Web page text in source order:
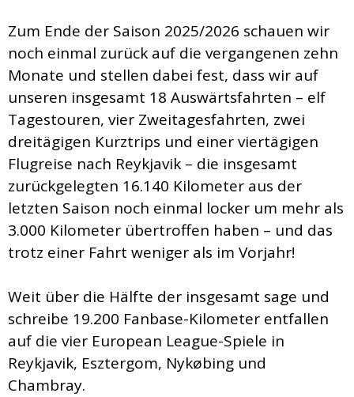
Zum Ende der Saison 2025/2026 schauen wir
noch einmal zurück auf die vergangenen zehn
Monate und stellen dabei fest, dass wir auf
unseren insgesamt 18 Auswärtsfahrten – elf
Tagestouren, vier Zweitagesfahrten, zwei
dreitägigen Kurztrips und einer viertägigen
Flugreise nach Reykjavik – die insgesamt
zurückgelegten 16.140 Kilometer aus der
letzten Saison noch einmal locker um mehr als
3.000 Kilometer übertroffen haben – und das
trotz einer Fahrt weniger als im Vorjahr!
Weit über die Hälfte der insgesamt sage und
schreibe 19.200 Fanbase-Kilometer entfallen
auf die vier European League-Spiele in
Reykjavik, Esztergom, Nykøbing und
Chambray.